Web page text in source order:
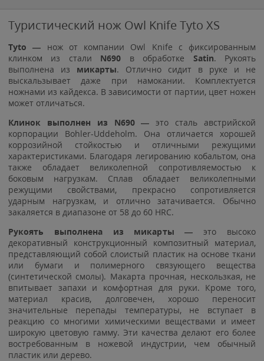
Туристический нож Owl Knife Tyto XS
Tyto — нож от компании Owl Knife с фиксированным
клинком из стали N690 в обработке Satin. Рукоять
выполнена из микарты. Отлично сидит в руке и не
выскальзывает даже при намокании. Комплектуется
ножнами из кайдекса. В зависимости от партии, цвет ножен
может отличаться.
Клинок выполнен из N690 — это сталь австрийской
корпорации Bohler-Uddeholm. Она отличается хорошей
коррозийной стойкостью и отличными режущими
характеристиками. Благодаря легированию кобальтом, она
также обладает великолепной сопротивляемостью к
боковым нагрузкам. Сплав обладает великолепными
режущими свойствами, прекрасно сопротивляется
ударным нагрузкам, и отлично затачивается. Обычно
закаляется в диапазоне от 58 до 60 HRC.
Рукоять выполнена из микарты — это высоко
декоративный конструкционный композитный материал,
представляющий собой слоистый пластик на основе ткани
или бумаги и полимерного связующего вещества
(синтетической смолы). Макарта прочная, нескользкая, не
впитывает запахи и комфортная для руки. Кроме того,
материал красив, долговечен, хорошо переносит
значительные перепады температуры, не вступает в
реакцию со многими химическими веществами и имеет
широкую цветовую гамму. Эти качества делают его более
востребованным в ножевой индустрии, чем обычный
пластик или дерево.